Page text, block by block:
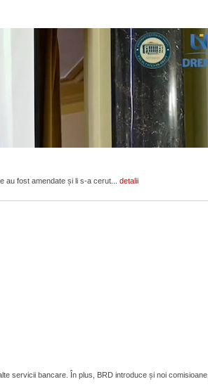
au fost amendate și li s-a cerut... detalii
servicii bancare. În plus, BRD introduce și noi comisioane,